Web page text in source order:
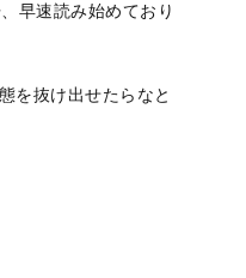
早速読み始めており
を抜け出せたらなと